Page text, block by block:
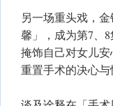
另一场重头戏，
馨」，成为第7、
掩饰自己对女儿
重置手术的决心与